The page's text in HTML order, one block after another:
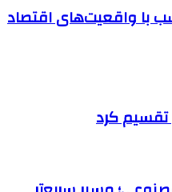
با واقعیت‌های اقتصاد